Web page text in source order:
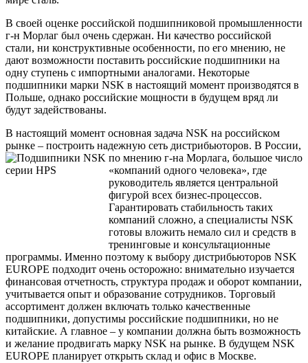
В своей оценке российской подшипниковой промышленности
г-н Морлаг был очень сдержан. Ни качество российской
стали, ни конструктивные особенности, по его мнению, не
дают возможности поставить российские подшипники на
одну ступень с импортными аналогами. Некоторые
подшипники марки NSK в настоящий момент производятся в
Польше, однако российские мощности в будущем вряд ли
будут задействованы.
В настоящий момент основная задача NSK на российском
рынке – построить надежную сеть дистрибьюторов. В России,
по мнению г-на Морлага, большое число
«компаний одного человека», где
руководитель является центральной
фигурой всех бизнес-процессов.
Гарантировать стабильность таких
компаний сложно, а специалисты NSK
готовы вложить немало сил и средств в
тренинговые и консультационные
программы. Именно поэтому к выбору дистрибьюторов NSK
EUROPE подходит очень осторожно: внимательно изучается
финансовая отчетность, структура продаж и оборот компании,
учитывается опыт и образование сотрудников. Торговый
ассортимент должен включать только качественные
подшипники, допустимы российские подшипники, но не
китайские. А главное – у компании должна быть возможность
и желание продвигать марку NSK на рынке. В будущем NSK
EUROPE планирует открыть склад и офис в Москве.